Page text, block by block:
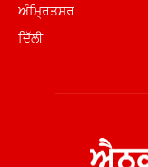
ਅੰਮ੍ਰਿਤਸਰ
ਦਿੱਲੀ